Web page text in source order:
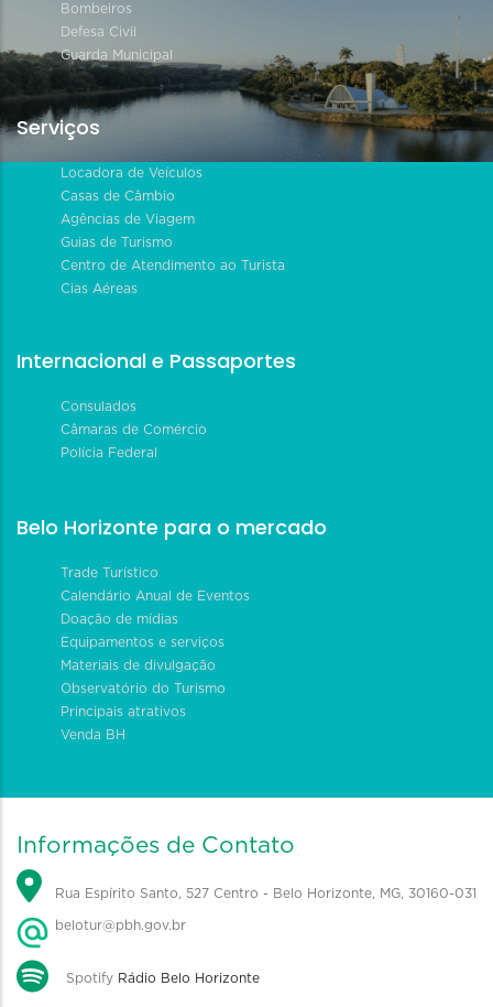
Bombeiros
Defesa Civil
Guarda Municipal
Serviços
Locadora de Veículos
Casas de Câmbio
Agências de Viagem
Guias de Turismo
Centro de Atendimento ao Turista
Cias Aéreas
Internacional e Passaportes
Consulados
Câmaras de Comércio
Polícia Federal
Belo Horizonte para o mercado
Trade Turístico
Calendário Anual de Eventos
Doação de mídias
Equipamentos e serviços
Materiais de divulgação
Observatório do Turismo
Principais atrativos
Venda BH
Informações de Contato
Rua Espírito Santo, 527 Centro - Belo Horizonte, MG, 30160-031
belotur@pbh.gov.br
Spotify Rádio Belo Horizonte